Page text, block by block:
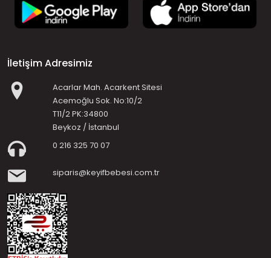
İletişim Adresimiz
Acarlar Mah. Acarkent Sitesi
Acemoğlu Sok. No:10/2
T11/2 PK:34800
Beykoz / İstanbul
0 216 325 70 07
siparis@keyifbebesi.com.tr